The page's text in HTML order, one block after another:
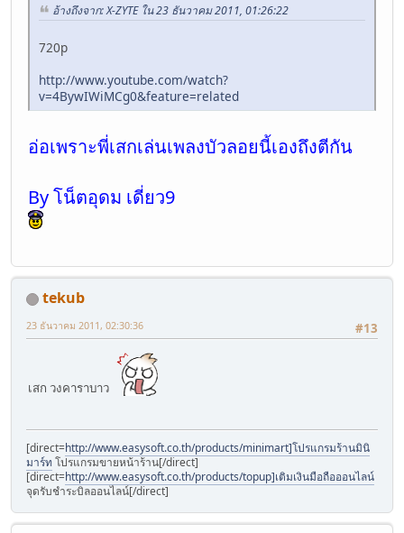
อ้างถึงจาก: X-ZYTE ใน 23 ธันวาคม 2011, 01:26:22
720p
http://www.youtube.com/watch?
v=4BywIWiMCg0&feature=related
อ่อเพราะพี่เสกเล่นเพลงบัวลอยนี้เองถึงตีกัน
By โน็ตอุดม เดี่ยว9
tekub
#13
23 ธันวาคม 2011, 02:30:36
เสก วงคาราบาว
[direct=http://www.easysoft.co.th/products/minimart]โปรแกรมร้านมินิ
มาร์ท โปรแกรมขายหน้าร้าน[/direct]
[direct=http://www.easysoft.co.th/products/topup]เติมเงินมือถือออนไลน์
จุดรับชำระบิลออนไลน์[/direct]